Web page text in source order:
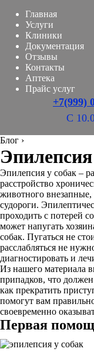
Главная
Услуги
Клиники
Документация
Отзывы
Контакты
Аптека
Прайс услуг
+7(999)
С
Блог ›
Эпилепсия у собак –
расстройство
животного
судороги.
проходить с потерей
может напугать
собак. Пугаться не
расслабляться не
диагностировать и
Из нашего материала
припадков, что
как прекратить
помогут вам
своевременно
Первая